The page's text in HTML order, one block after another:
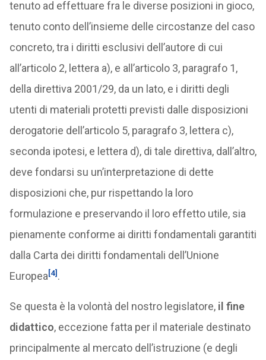
tenuto ad effettuare fra le diverse posizioni in gioco,
tenuto conto dell’insieme delle circostanze del caso
concreto, tra i diritti esclusivi dell’autore di cui
all’articolo 2, lettera a), e all’articolo 3, paragrafo 1,
della direttiva 2001/29, da un lato, e i diritti degli
utenti di materiali protetti previsti dalle disposizioni
derogatorie dell’articolo 5, paragrafo 3, lettera c),
seconda ipotesi, e lettera d), di tale direttiva, dall’altro,
deve fondarsi su un’interpretazione di dette
disposizioni che, pur rispettando la loro
formulazione e preservando il loro effetto utile, sia
pienamente conforme ai diritti fondamentali garantiti
dalla Carta dei diritti fondamentali dell’Unione
Europea[4] .
Se questa è la volontà del nostro legislatore, il fine
didattico, eccezione fatta per il materiale destinato
principalmente al mercato dell’istruzione (e degli